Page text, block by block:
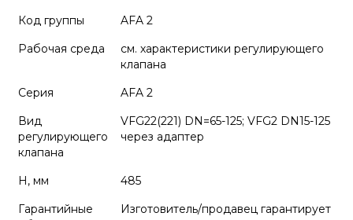
Код группы
AFA 2
Рабочая среда
см. характеристики регулирующего
клапана
Серия
AFA 2
Вид
регулирующего
клапана
VFG22(221) DN=65-125; VFG2 DN15-125
через адаптер
H, мм
485
Гарантийные
Изготовитель/продавец гарантирует